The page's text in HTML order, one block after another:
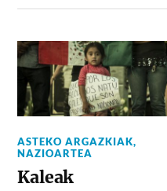
ASTEKO ARGAZKIAK,
NAZIOARTEA
Kaleak